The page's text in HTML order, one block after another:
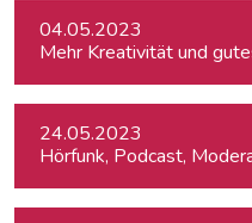
04.05.2023
Mehr Kreativität und
24.05.2023
Hörfunk, Podcast,